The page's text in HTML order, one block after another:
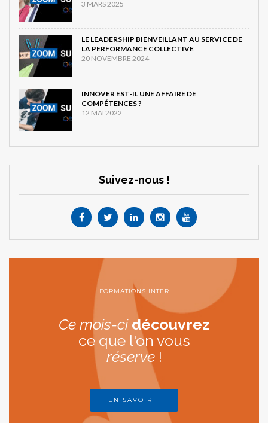
3 MARS 2025
LE LEADERSHIP BIENVEILLANT AU SERVICE DE
LA PERFORMANCE COLLECTIVE
20 NOVEMBRE 2024
INNOVER EST-IL UNE AFFAIRE DE
COMPÉTENCES ?
12 MAI 2022
Suivez-nous !
FORMATIONS INTER
Ce mois-ci découvrez
ce que l'on vous
réserve!
EN SAVOIR +